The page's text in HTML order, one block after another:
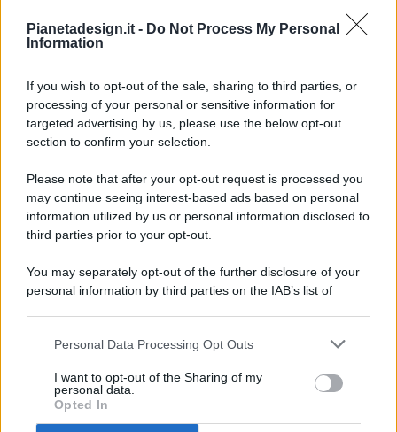
Pianetadesign.it - Do Not Process My Personal
Information
If you wish to opt-out of the sale, sharing to third parties, or
processing of your personal or sensitive information for
targeted advertising by us, please use the below opt-out
section to confirm your selection.
Please note that after your opt-out request is processed you
may continue seeing interest-based ads based on personal
information utilized by us or personal information disclosed to
third parties prior to your opt-out.
You may separately opt-out of the further disclosure of your
personal information by third parties on the IAB’s list of
This information may also be disclosed by us to third parties
disclose it to other third parties.
Personal Data Processing Opt Outs
I want to opt-out of the Sharing of my
personal data.
Opted In
© 2026 - Pianeta Design - P.IVA 04827280654 - Testata
Registrata Al Tribunale Di Nocera Inferiore N. 8/2020 - RG N.
ISCRIZIONE AL ROC N. 35792 – ISCRITTA ALL’ANSO
(ASSOCIAZIONE NAZIONALE STAMPA ONLINE)
PREFERENZE PRIVACY